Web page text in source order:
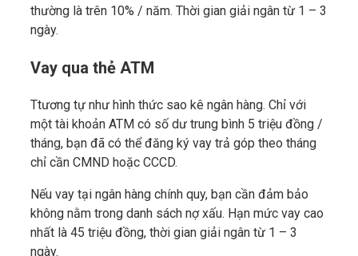
thường là trên 10% / năm. Thời gian giải ngân từ 1 – 3
ngày.
Vay qua thẻ ATM
Ttương tự như hình thức sao kê ngân hàng. Chỉ với
một tài khoản ATM có số dư trung bình 5 triệu đồng /
tháng, bạn đã có thể đăng ký vay trả góp theo tháng
chỉ cần CMND hoặc CCCD.
Nếu vay tại ngân hàng chính quy, bạn cần đảm bảo
không nằm trong danh sách nợ xấu. Hạn mức vay cao
nhất là 45 triệu đồng, thời gian giải ngân từ 1 – 3
ngày.